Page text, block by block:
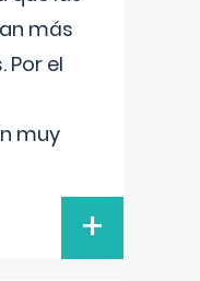
más
Por el
muy
+